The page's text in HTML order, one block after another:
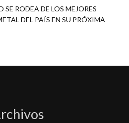
RODEA DE LOS MEJORES
DEL PAÍS EN SU PRÓXIMA